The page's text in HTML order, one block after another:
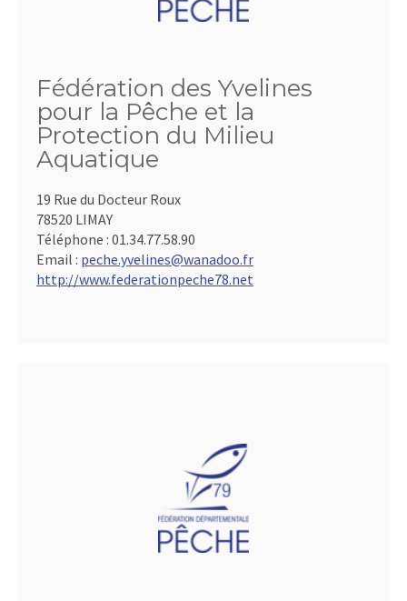
Fédération des Yvelines
pour la Pêche et la
Protection du Milieu
Aquatique
19 Rue du Docteur Roux
78520 LIMAY
Téléphone : 01.34.77.58.90
Email : peche.yvelines@wanadoo.fr
http://www.federationpeche78.net